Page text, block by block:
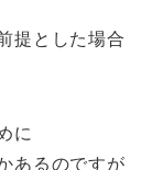
提とした場合
に
あるのですが